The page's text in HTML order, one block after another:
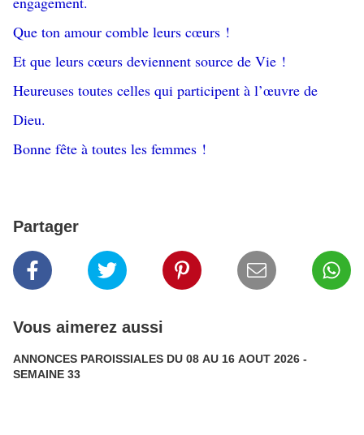
Que ton amour comble leurs cœurs !
Et que leurs cœurs deviennent source de Vie !
Heureuses toutes celles qui participent à l’œuvre de
Dieu.
Bonne fête à toutes les femmes !
Partager
Vous aimerez aussi
ANNONCES PAROISSIALES DU 08 AU 16 AOUT 2026 -
SEMAINE 33